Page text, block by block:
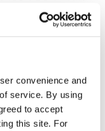
convenience and
service. By using
to accept
this site. For
は、偏差値の高い上位5
ルールの遵守」 「信賞必
化の推進」があがりま